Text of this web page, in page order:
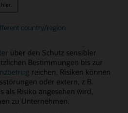
country/region
(ERM)
weit gefasster Begriff. Er kann
von der
über den Schutz sensibler
Bestimmungen bis zur
reichen. Risiken können
oder extern, z.B.
als Risiko angesehen wird,
zu Unternehmen.